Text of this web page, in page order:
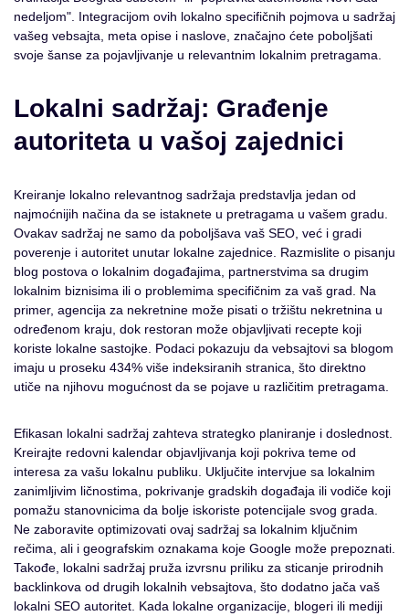
nedeljom". Integracijom ovih lokalno specifičnih pojmova u sadržaj
vašeg vebsajta, meta opise i naslove, značajno ćete poboljšati
svoje šanse za pojavljivanje u relevantnim lokalnim pretragama.
Lokalni sadržaj: Građenje
autoriteta u vašoj zajednici
Kreiranje lokalno relevantnog sadržaja predstavlja jedan od
najmoćnijih načina da se istaknete u pretragama u vašem gradu.
Ovakav sadržaj ne samo da poboljšava vaš SEO, već i gradi
poverenje i autoritet unutar lokalne zajednice. Razmislite o pisanju
blog postova o lokalnim događajima, partnerstvima sa drugim
lokalnim biznisima ili o problemima specifičnim za vaš grad. Na
primer, agencija za nekretnine može pisati o tržištu nekretnina u
određenom kraju, dok restoran može objavljivati recepte koji
koriste lokalne sastojke. Podaci pokazuju da vebsajtovi sa blogom
imaju u proseku 434% više indeksiranih stranica, što direktno
utiče na njihovu mogućnost da se pojave u različitim pretragama.
Efikasan lokalni sadržaj zahteva strategko planiranje i doslednost.
Kreirajte redovni kalendar objavljivanja koji pokriva teme od
interesa za vašu lokalnu publiku. Uključite intervjue sa lokalnim
zanimljivim ličnostima, pokrivanje gradskih događaja ili vodiče koji
pomažu stanovnicima da bolje iskoriste potencijale svog grada.
Ne zaboravite optimizovati ovaj sadržaj sa lokalnim ključnim
rečima, ali i geografskim oznakama koje Google može prepoznati.
Takođe, lokalni sadržaj pruža izvrsnu priliku za sticanje prirodnih
backlinkova od drugih lokalnih vebsajtova, što dodatno jača vaš
lokalni SEO autoritet. Kada lokalne organizacije, blogeri ili mediji